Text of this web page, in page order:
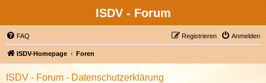
ISDV - Forum
FAQ Anmelden
Registrieren
ISDV-Homepage Foren
ISDV - Forum - Datenschutzerklärung